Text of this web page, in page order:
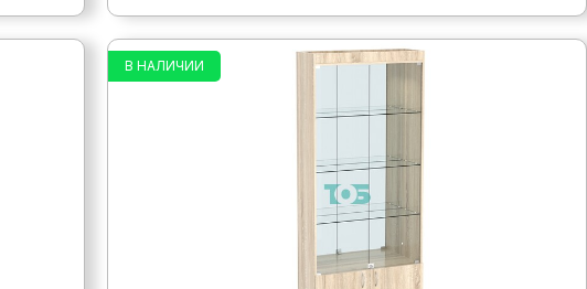
В НАЛИЧИИ